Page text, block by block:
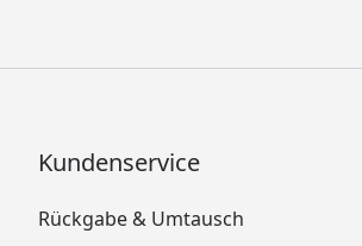
Kundenservice
Rückgabe & Umtausch